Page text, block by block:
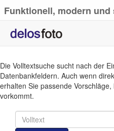
Funktionell, modern
Die Volltextsuche sucht nach der
Datenbankfeldern. Auch wenn
erhalten Sie passende
vorkommt.